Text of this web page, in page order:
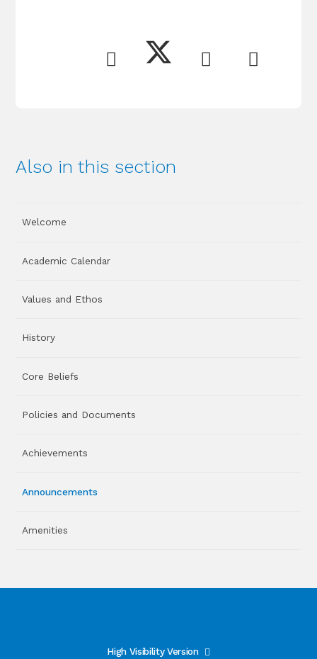
Also in this section
Welcome
Academic Calendar
Values and Ethos
History
Core Beliefs
Policies and Documents
Achievements
Announcements
Amenities
High Visibility Version